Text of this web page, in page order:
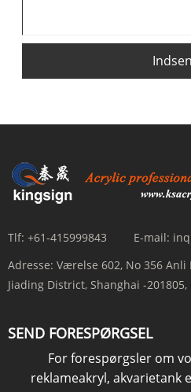
Tlf: +61-415999843 E-mail:
Adresse: Værelse 602, No 356 Anli
Jiading District, Shanghai -201805,
SEND FORESPØRGSEL
For forespørgsler om
reklameakryl, akvarietank